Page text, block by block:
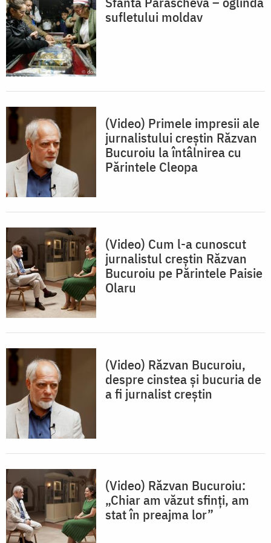
sufletului moldav
(Video) Primele impresii ale
jurnalistului creștin Răzvan
Bucuroiu la întâlnirea cu
Părintele Cleopa
(Video) Cum l-a cunoscut
jurnalistul creștin Răzvan
Bucuroiu pe Părintele Paisie
Olaru
(Video) Răzvan Bucuroiu,
despre cinstea și bucuria de
a fi jurnalist creștin
(Video) Răzvan Bucuroiu:
„Chiar am văzut sfinți, am
stat în preajma lor”